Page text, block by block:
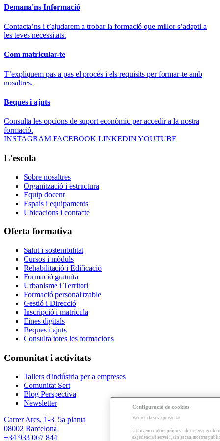
Demana'ns Informació
Contacta’ns i t’ajudarem a trobar la formació que millor s’adapti a
les teves necessitats.
Com matricular-te
T’expliquem pas a pas el procés i els requisits per formar-te amb
nosaltres.
Beques i ajuts
Consulta les opcions de suport econòmic per accedir a la nostra
formació.
INSTAGRAM FACEBOOK LINKEDIN YOUTUBE
L'escola
Sobre nosaltres
Organització i estructura
Equip docent
Espais i equipaments
Ubicacions i contacte
Oferta formativa
Salut i sostenibilitat
Cursos i mòduls
Rehabilitació i Edificació
Formació gratuïta
Urbanisme i Territori
Formació personalitzable
Gestió i Direcció
Inscripció i matrícula
Eines digitals
Beques i ajuts
Consulta totes les formacions
Comunitat i activitats
Tallers d'indústria per a empreses
Comunitat Sert
Blog Perspectiva
Newsletter
Carrer Arcs, 1-3, 5a planta
08002 Barcelona
+34 933 067 844
Configuració de cookies
Valorem la seva privacitat
Utilitzem cookies pròpies i de tercers per
experiència i servei i, si s’escau, mostrar